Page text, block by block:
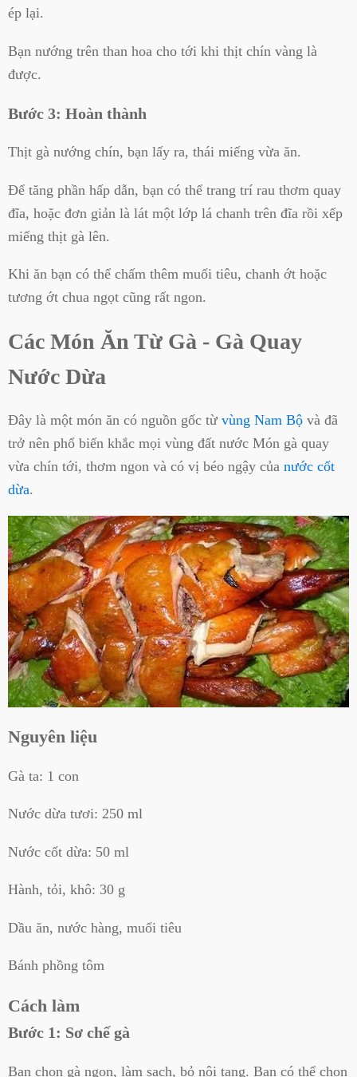
ép lại.
Bạn nướng trên than hoa cho tới khi thịt chín vàng là
được.
Bước 3: Hoàn thành
Thịt gà nướng chín, bạn lấy ra, thái miếng vừa ăn.
Để tăng phần hấp dẫn, bạn có thể trang trí rau thơm quay
đĩa, hoặc đơn giản là lát một lớp lá chanh trên đĩa rồi xếp
miếng thịt gà lên.
Khi ăn bạn có thể chấm thêm muối tiêu, chanh ớt hoặc
tương ớt chua ngọt cũng rất ngon.
Các Món Ăn Từ Gà - Gà Quay
Nước Dừa
Đây là một món ăn có nguồn gốc từ vùng Nam Bộ và đã
trở nên phổ biến khắc mọi vùng đất nước Món gà quay
vừa chín tới, thơm ngon và có vị béo ngậy của nước cốt
dừa.
Nguyên liệu
Gà ta: 1 con
Nước dừa tươi: 250 ml
Nước cốt dừa: 50 ml
Hành, tỏi, khô: 30 g
Dầu ăn, nước hàng, muối tiêu
Bánh phồng tôm
Cách làm
Bước 1: Sơ chế gà
Bạn chọn gà ngon, làm sạch, bỏ nội tạng. Bạn có thể chọn